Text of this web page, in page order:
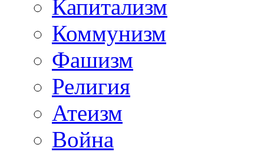
Капитализм
Коммунизм
Фашизм
Религия
Атеизм
Война